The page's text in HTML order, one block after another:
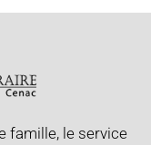
famille, le service